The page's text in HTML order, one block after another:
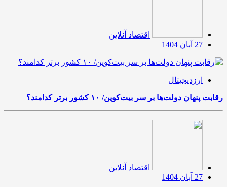
اقتصاد آنلاین
27 آبان 1404
ارزدیجیتال
رقابت پنهان دولت‌ها بر سر بیت‌کوین/ ۱۰ کشور برتر کدامند؟
اقتصاد آنلاین
27 آبان 1404